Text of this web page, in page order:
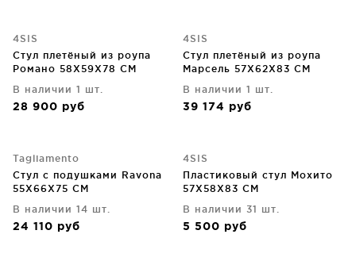
4SIS
Стул плетёный из роупа
Романо 58X59X78 CM
В наличии 1 шт.
28 900 руб
4SIS
Стул плетёный из роупа
Марсель 57X62X83 CM
В наличии 1 шт.
39 174 руб
Tagliamento
Стул с подушками Ravona
55X66X75 CM
В наличии 14 шт.
24 110 руб
4SIS
Пластиковый стул Мохито
57X58X83 CM
В наличии 31 шт.
5 500 руб